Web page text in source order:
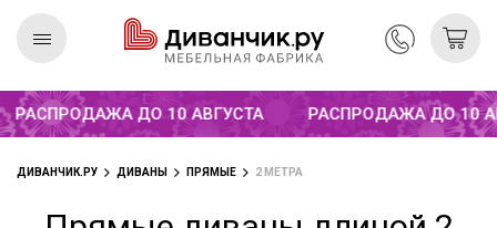
ДО 10 АВГУСТА РАСПРОДАЖА ДО 10
ДИВАНЧИК.РУ ДИВАНЫ ПРЯМЫЕ 2 МЕТРА
Скандинавская
коллекция